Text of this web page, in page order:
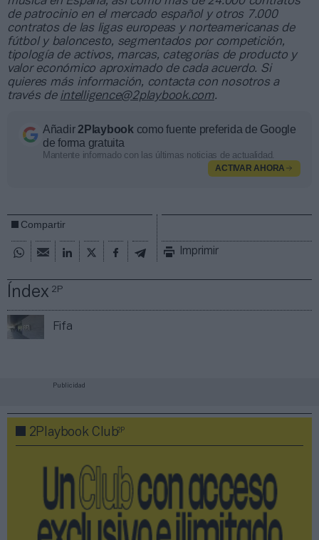
Índex2P
Fifa
de patrocinio en el mercado español y otros 7.000
contratos de las ligas europeas y norteamericanas de
fútbol y baloncesto, segmentados por competición,
tipología de activos, marcas, categorías de producto y
valor económico aproximado de cada acuerdo. Si
quieres más información, contacta con nosotros a
través de intelligence@2playbook.com.
Añadir2Playbook como fuente preferida de Google
de forma gratuita
Mantente informado con las últimas noticias de actualidad.
ACTIVAR AHORA
Compartir
Imprimir
Publicidad
2Playbook Club2P